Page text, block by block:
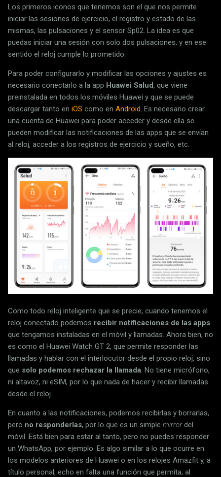
Los primeros iconos que tenemos son el que nos permite
iniciar las sesiones de ejercicio, el registro y estado de las
mismas, las pulsaciones y el sensor Sp02. La idea es que
puedas iniciar una sesión con solo dos pulsaciones, y en ese
sentido el reloj cumple lo prometido.
Para poder configurarlo y modificar las opciones y ajustes es
necesario conectarlo a la app Huawei Salud, que viene
preinstalada en todos los móviles Huawei y que se puede
descargar tanto en iOS como en Android. Es necesario crear
una cuenta de Huawei para poder acceder y desde ella se
pueden modificar las notificaciones de las apps que se envían
al reloj, acceder a los registros de ejercicio y sueño, etc.
Como todo reloj inteligente que se precie, cuando tenemos el
reloj conectado podemos recibir notificaciones de las apps
que tengamos instaladas en el móvil y llamadas. Ahora bien, no
es como el Huawei Watch GT 2, que permite responder las
llamadas y hablar con el interlocutor desde el propio reloj, sino
que solo podemos rechazar la llamada. No tiene micrófono,
ni altavoz, ni eSIM, por lo que nada de hacer y recibir llamadas
desde el reloj.
En cuanto a las notificaciones, podemos recibirlas y borrarlas,
pero no responderlas, por lo que es un simple mirrordel
móvil. Está bien para estar al tanto, pero no puedes responder
un WhatsApp, por ejemplo. Es algo similar a lo que ocurre en
los modelos anteriores de Huawei o en los relojes Amazfit y, a
título personal, echo en falta una función que permita, al